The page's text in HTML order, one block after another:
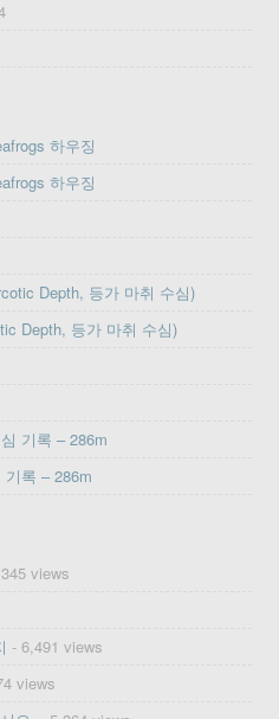
하우징
하우징
Depth, 등가 마취 수심)
Depth, 등가 마취 수심)
기록 – 286m
록 – 286m
views
- 6,491 views
views